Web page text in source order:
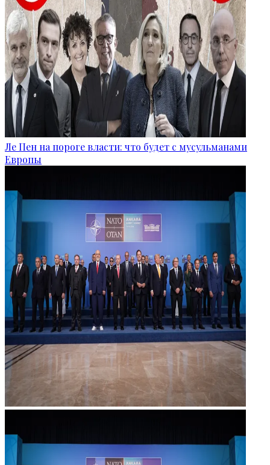
Ле Пен на пороге власти: что будет с мусульманами
Европы